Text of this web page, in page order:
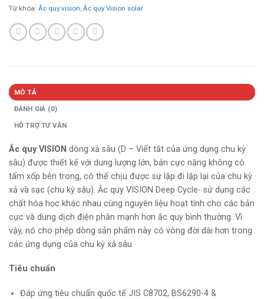
Từ khóa: Ắc quy vision Ắc quy Vision solar
MÔ TẢ
ĐÁNH GIÁ (0)
HỖ TRỢ TƯ VẤN
Ắc quy VISION dòng xả sâu (D – Viết tắt của ứng dụng chu kỳ
sâu) được thiết kế với dung lượng lớn, bản cực nặng không có
tấm xốp bên trong, có thể chịu được sự lặp đi lặp lại của chu kỳ
xả và sạc (chu kỳ sâu). Ắc quy VISION Deep Cycle- sử dụng các
chất hóa học khác nhau cùng nguyên liệu hoạt tính cho các bản
cực và dung dịch điện phân mạnh hơn ắc quy bình thường. Vì
vậy, nó cho phép dòng sản phẩm này có vòng đời dài hơn trong
các ứng dụng của chu kỳ xả sâu.
Tiêu chuẩn
Đáp ứng tiêu chuẩn quốc tế JIS C8702, BS6290-4 &